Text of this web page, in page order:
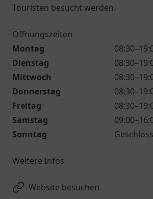
Touristen besucht werden.
Öffnungszeiten
Montag
Dienstag
Mittwoch
Donnerstag
Freitag
Samstag
Sonntag
Weitere Infos
Website besuchen